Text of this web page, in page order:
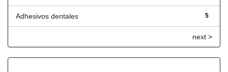
5
Adhesivos dentales
next >